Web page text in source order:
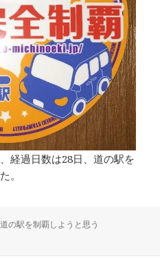
経過日数は28日、道の駅を
。
の駅を制覇しようと思う
駅完全制覇達成 に